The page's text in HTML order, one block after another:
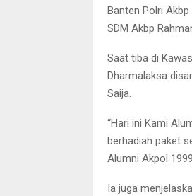
Banten Polri
SDM Akbp
Saat tiba di
Dharmalaksa
Saija.
“Hari ini Kami
berhadiah paket
Alumni Akpol
Ia juga